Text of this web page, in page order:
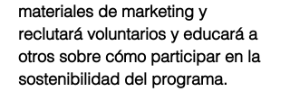
materiales de marketing y
reclutará voluntarios y educará a
otros sobre cómo participar en la
sostenibilidad del programa.